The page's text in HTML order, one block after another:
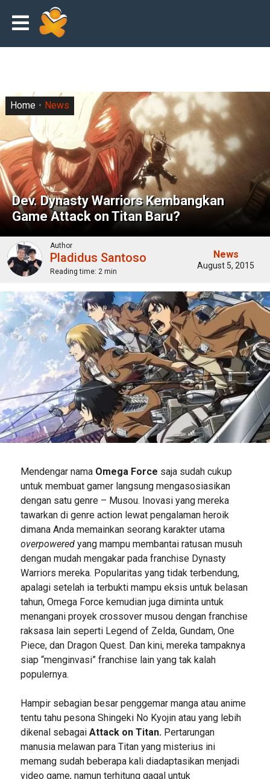
Dev. Dynasty Warriors Kembangkan
Game Attack on Titan Baru?
Home News
Author
Pladidus Santoso
Reading time: 2 min
News
August 5, 2015
Mendengar nama Omega Force saja sudah cukup
untuk membuat gamer langsung mengasosiasikan
dengan satu genre – Musou. Inovasi yang mereka
tawarkan di genre action lewat pengalaman heroik
dimana Anda memainkan seorang karakter utama
overpoweredyang mampu membantai ratusan musuh
dengan mudah mengakar pada franchise Dynasty
Warriors mereka. Popularitas yang tidak terbendung,
apalagi setelah ia terbukti mampu eksis untuk belasan
tahun, Omega Force kemudian juga diminta untuk
menangani proyek crossover musou dengan franchise
raksasa lain seperti Legend of Zelda, Gundam, One
Piece, dan Dragon Quest. Dan kini, mereka tampaknya
siap “menginvasi” franchise lain yang tak kalah
populernya.
Hampir sebagian besar penggemar manga atau anime
tentu tahu pesona Shingeki No Kyojin atau yang lebih
dikenal sebagai Attack on Titan.Pertarungan
manusia melawan para Titan yang misterius ini
memang sudah beberapa kali diadaptasikan menjadi
video game, namun terhitung gagal untuk